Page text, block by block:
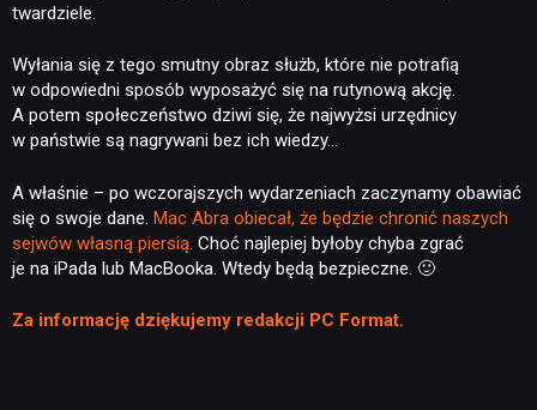
twardziele.
Wyłania się z tego smutny obraz służb, które nie potrafią
w odpowiedni sposób wyposażyć się na rutynową akcję.
A potem społeczeństwo dziwi się, że najwyżsi urzędnicy
w państwie są nagrywani bez ich wiedzy…
A właśnie – po wczorajszych wydarzeniach zaczynamy obawiać
się o swoje dane. Mac Abra obiecał, że będzie chronić naszych
sejwów własną piersią. Choć najlepiej byłoby chyba zgrać
je na iPada lub MacBooka. Wtedy będą bezpieczne. 🙂
Za informację dziękujemy redakcji PC Format.